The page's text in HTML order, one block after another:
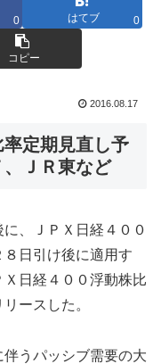
0 はてブ 0
コピー
2016.08.17
率定期見直し予
ＪＲ東など
、ＪＰＸ日経４００
日引け後に適用す
日経４００浮動株比
ースした。
伴うパッシブ需要の大